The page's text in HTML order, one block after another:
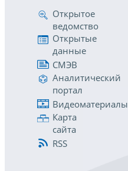
Открытое
ведомство
Открытые
данные
СМЭВ
Аналитический
портал
Видеоматериалы
Карта
сайта
RSS